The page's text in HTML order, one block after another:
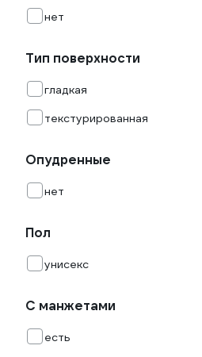
нет
Тип поверхности
гладкая
текстурированная
Опудренные
нет
Пол
унисекс
С манжетами
есть